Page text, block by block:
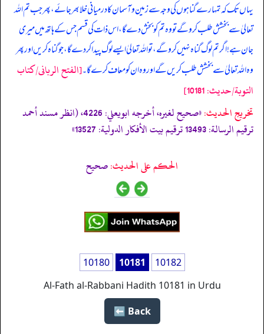
یہاں تک کہ تمہارے گناہوں کی وجہ سے زمین و آسمان کا درمیانی خلا بھر جائے، پھر جب تم اللہ
تعالیٰ سے بخشش طلب کرو گے تو وہ تم کو بخش دے گا، اس ذات کی قسم جس کے ہاتھ میں میری
جان ہے! اگر تم لوگ گناہ نہیں کرو گے، تو اللہ تعالیٰ ایسے لوگ پیدا کر دے گا، جو گناہ کریں اور پھر
وہ اللہ تعالیٰ سے بخشش طلب کریں گے اور وہ ان کو معاف کرے گا۔[الفتح الربانی/كتاب
التوبة/حدیث: 10181]
تخریج الحدیث:
«صحيح لغيره، أخرجه ابويعلي: 4226، (انظر مسند أحمد
ترقيم الرسالة: 13493 ترقیم بيت الأفكار الدولية: 13527»
الحكم على الحديث:صحیح
10180 10181
10182
Al-Fath al-Rabbani Hadith 10181 in Urdu
Back ⬅️